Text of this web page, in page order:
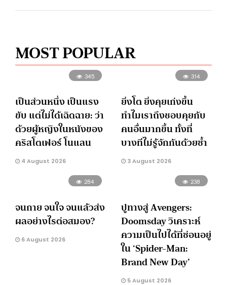
MOST POPULAR
345
เป็นส่วนหนึ่ง เป็นแรง
ขับ แต่ไม่ได้เฉิดฉาย: ว่า
ด้วยผู้หญิงในหนังของ
คริสโตเฟอร์ โนแลน
4 August 2026
314
ยิ่งโต ยิ่งคุยเก่งขึ้น
ทำไมเราถึงชอบคุยกับ
คนอื่นมากขึ้น ทั้งที่
บางทีไม่รู้จักกันด้วยซ้ำ
3 August 2026
284
จนกาย จนใจ จนแล้วส่ง
ผลอย่างไรต่อสมอง?
6 August 2026
238
ปูทางสู่ Avengers:
Doomsday วิเคราะห์
ความเป็นไปได้ที่ซ่อนอยู่
ใน ‘Spider-Man:
Brand New Day’
5 August 2026